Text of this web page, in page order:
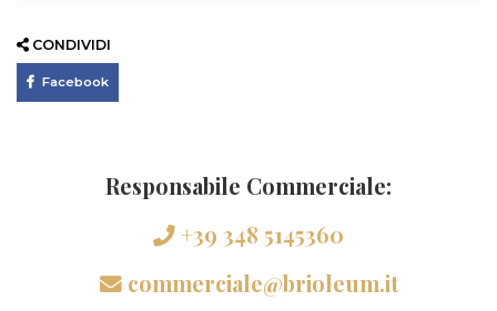
CONDIVIDI
Facebook
Responsabile Commerciale:
+39 348 5145360
commerciale@brioleum.it